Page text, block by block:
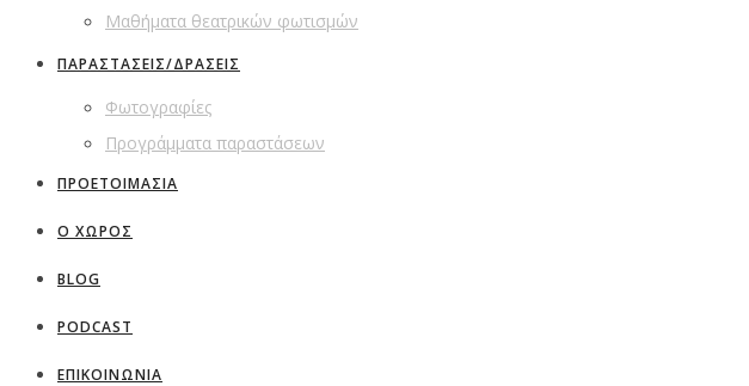
Μαθήματα θεατρικών φωτισμών
ΠΑΡΑΣΤΑΣΕΙΣ/ΔΡΑΣΕΙΣ
Φωτογραφίες
Προγράμματα παραστάσεων
ΠΡΟΕΤΟΙΜΑΣΙΑ
Ο ΧΩΡΟΣ
BLOG
PODCAST
ΕΠΙΚΟΙΝΩΝΙΑ